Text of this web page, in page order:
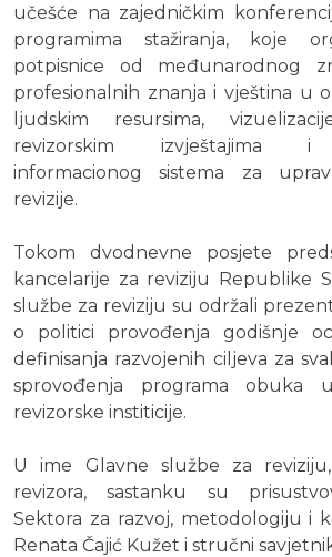
učešće na zajedničkim
programima stažiranja, koje
potpisnice od međunarodnog
profesionalnih znanja i vještina u
ljudskim resursima,
revizorskim izvještajima i
informacionog sistema za
revizije.
Tokom dvodnevne posjete
kancelarije za reviziju Republike
službe za reviziju su održali
o politici provođenja godišnje
definisanja razvojenih ciljeva za
sprovođenja programa obuka
revizorske institicije.
U ime Glavne službe za
revizora, sastanku su
Sektora za razvoj, metodologiju i
Renata Čajić Kužet i stručni